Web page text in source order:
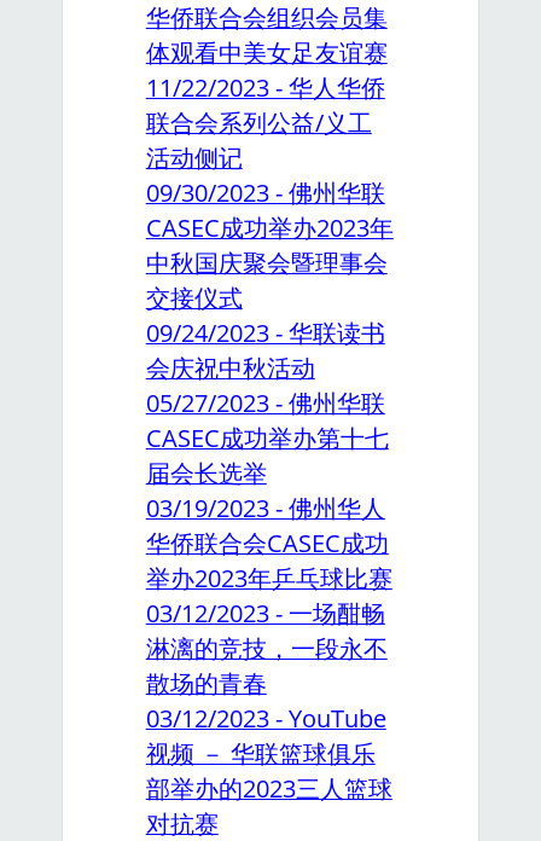
华侨联合会组织会员集
体观看中美女足友谊赛
11/22/2023 - 华人华侨
联合会系列公益/义工
活动侧记
09/30/2023 - 佛州华联
CASEC成功举办2023年
中秋国庆聚会暨理事会
交接仪式
09/24/2023 - 华联读书
会庆祝中秋活动
05/27/2023 - 佛州华联
CASEC成功举办第十七
届会长选举
03/19/2023 - 佛州华人
华侨联合会CASEC成功
举办2023年乒乓球比赛
03/12/2023 - 一场酣畅
淋漓的竞技，一段永不
散场的青春
03/12/2023 - YouTube
视频 － 华联篮球俱乐
部举办的2023三人篮球
对抗赛